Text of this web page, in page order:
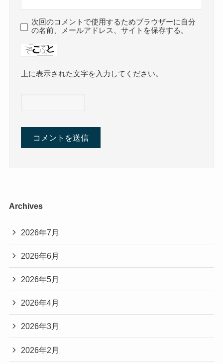
次回のコメントで使用するためブラウザーに自分
の名前、メールアドレス、サイトを保存する。
上に表示された文字を入力してください。
Archives
2026年7月
2026年6月
2026年5月
2026年4月
2026年3月
2026年2月